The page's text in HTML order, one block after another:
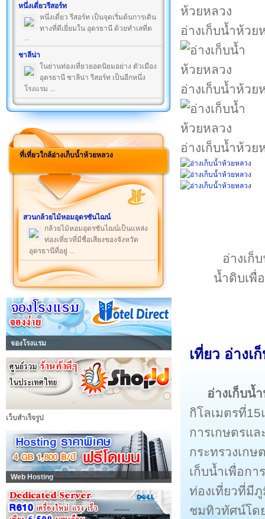
หนึ่งเดี่ยวรีสอร์ท
หนึ่งเดี่ยว รีสอร์ท เป็นจุดเริ่มต้นการเดิน
ทางที่ดีเยี่ยมใน อุดรธานี ด้วยทำเลที่ต
...
ชาลีน่า
ในย่านท่องเที่ยวยอดนิยมอย่าง ตัวเมือง
อุดรธานี ชาลีน่า รีสอร์ท เป็นอีกหนึ่ง
โรงแรม ...
ที่เที่ยวใกล้อ่างเก็บน้ำห้วยหลวง
สวนกล้วยไม้หอมอุดรซันไฌน์
กล้วยไม้หอมอุดรซันไฌน์เป็นแหล่ง
ท่องเที่ยวที่มีชื่อเสียงของจังหวัด
อุดรธานีที่อยู่ ...
จองโรงแรม
เว็บสำเร็จรูป
Web Hosting
อ่างเก็บน้ำห้วย
อ่างเก็บน้ำห้วย
อ่างเก็บน้ำห้วย
อ่างเก็
น้ำดิบเพื่
เที่ยว อ่าง
อ่างเก็บน้
กิโลเมตรที่
การเกษตรแ
กระทรวงเก
เก็บน้ำเพื่อกา
ท่องเที่ยวที่มี
ชมทิวทัศน์โด